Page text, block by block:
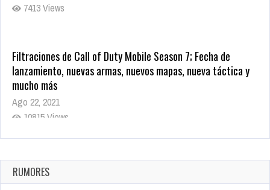
7413 Views
Filtraciones de Call of Duty Mobile Season 7; Fecha de
lanzamiento, nuevas armas, nuevos mapas, nueva táctica y
mucho más
Ago 22, 2021
10815 Views
La configuración de Call of Duty 2021 aparentemente ya fue
Ago 8, 2021
10000 Views
RUMORES